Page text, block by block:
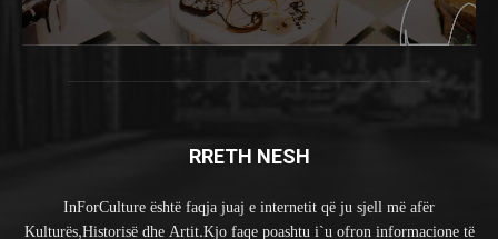
RRETH NESH
InForCulture është faqja juaj e internetit që ju sjell më afër
Kulturës,Historisë dhe Artit.Kjo faqe poashtu i`u ofron informacione të